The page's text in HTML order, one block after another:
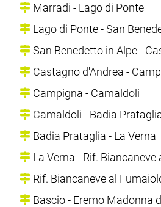
Marradi - Lago di Ponte
Lago di Ponte - San
San Benedetto in Alpe -
Castagno d'Andrea -
Campigna - Camaldoli
Camaldoli - Badia
Badia Prataglia - La Verna
La Verna - Rif.
Rif. Biancaneve al
Bascio - Eremo Madonna